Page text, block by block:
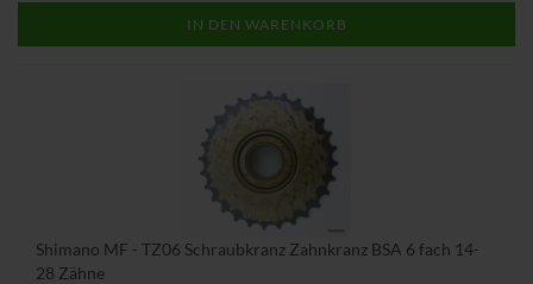
IN DEN WARENKORB
Shimano MF - TZ06 Schraubkranz Zahnkranz BSA 6 fach 14-
28 Zähne